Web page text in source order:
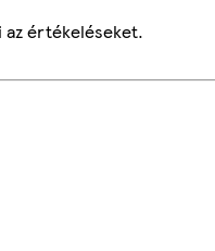
az értékeléseket.